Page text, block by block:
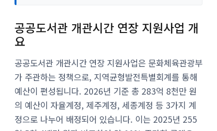
공공도서관 개관시간 연장 지원사업 개
요
공공도서관 개관시간 연장 지원사업은 문화체육관광부
가 주관하는 정책으로, 지역균형발전특별회계를 통해
예산이 편성됩니다. 2026년 기준 총 283억 8천만 원
의 예산이 자율계정, 제주계정, 세종계정 등 3가지 계
정으로 나누어 배정되어 있습니다. 이는 2025년 255